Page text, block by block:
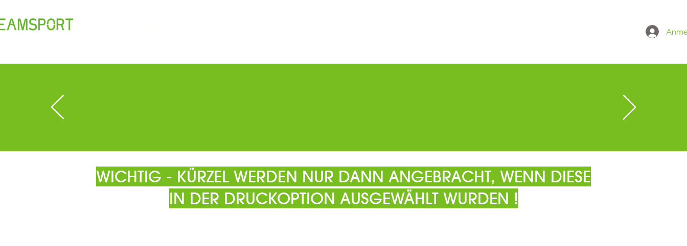
WICHTIG - KÜRZEL WERDEN NUR DANN ANGEBRACHT, WENN DIESE
IN DER DRUCKOPTION AUSGEWÄHLT WURDEN !